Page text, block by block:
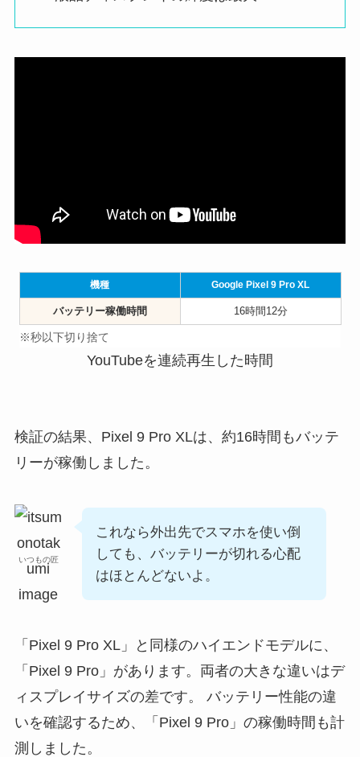
機種 Google Pixel 9 Pro XL
バッテリー稼働時間 16時間12分
※秒以下切り捨て
YouTubeを連続再生した時間
検証の結果、Pixel 9 Pro XLは、約16時間もバッテ
リーが稼働しました。
いつもの匠
これなら外出先でスマホを使い倒
しても、バッテリーが切れる心配
はほとんどないよ。
「Pixel 9 Pro XL」と同様のハイエンドモデルに、
「Pixel 9 Pro」があります。両者の大きな違いはデ
ィスプレイサイズの差です。 バッテリー性能の違
いを確認するため、「Pixel 9 Pro」の稼働時間も計
測しました。